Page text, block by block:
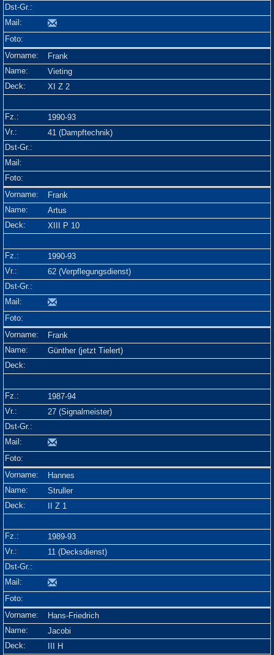
Frank
Vieting
XI Z 2
1990-93
41 (Dampftechnik)
Frank
Artus
XIII P 10
1990-93
62 (Verpflegungsdienst)
Frank
Günther (jetzt Tielert)
1987-94
27 (Signalmeister)
Hannes
Struller
II Z 1
1989-93
11 (Decksdienst)
Hans-Friedrich
Jacobi
III H